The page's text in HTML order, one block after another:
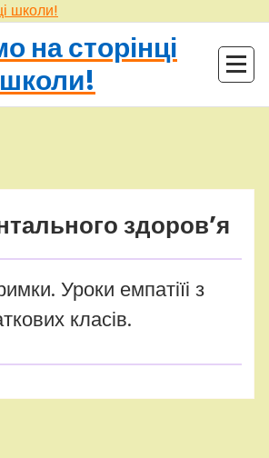
на сторінці
школи!
здоров’я
Уроки емпатіїі з
класів.